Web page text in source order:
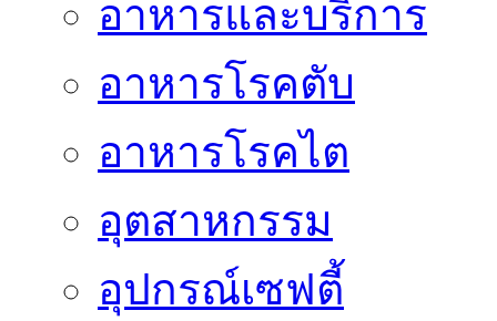
อาหารและบริการ
อาหารโรคตับ
อาหารโรคไต
อุตสาหกรรม
อุปกรณ์เซฟตี้